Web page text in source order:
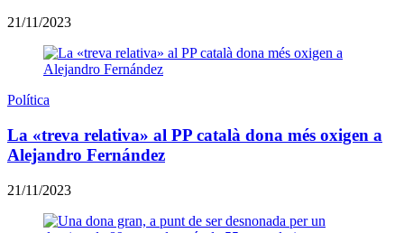
21/11/2023
Política
La «treva relativa» al PP català dona més oxigen a
Alejandro Fernández
21/11/2023